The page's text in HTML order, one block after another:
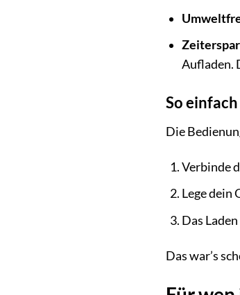
Aufladen.
So
Die
Verbinde
Lege dein
Das
Das war’s